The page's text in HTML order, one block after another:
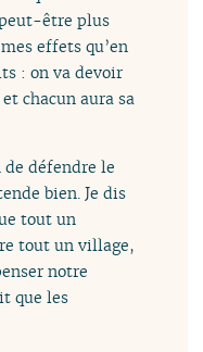
être plus
effets qu’en
: on va devoir
chacun aura sa
de défendre le
bien. Je dis
tout un
tout un village,
notre
que les